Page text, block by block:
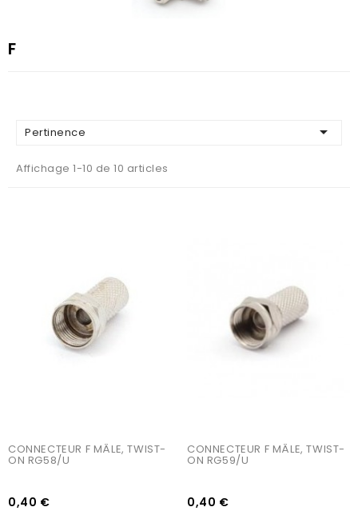
F
Pertinence 
Affichage 1-10 de 10 articles
CONNECTEUR F MÂLE, TWIST-
ON RG58/U
0,40 €
CONNECTEUR F MÂLE, TWIST-
ON RG59/U
0,40 €